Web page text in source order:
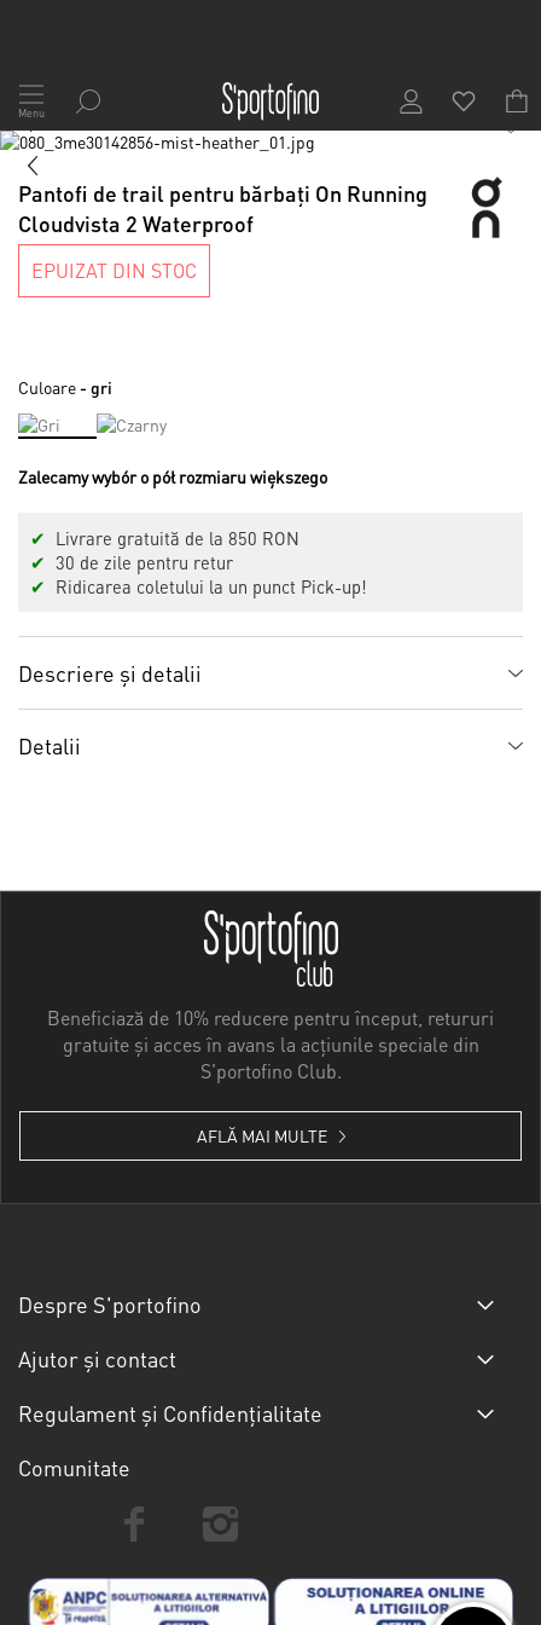
Mergeți
la
Conținut
Menu
Skip
the
end
images
gallery
1/7
Skip
the
beginning
images
Pantofi de trail pentru bărbați On Running
Cloudvista 2 Waterproof
EPUIZAT DIN STOC
Culoare - gri
Zalecamy wybór o pół rozmiaru większego
✔
Livrare gratuită de la 850 RON
✔ 30 de zile pentru retur
✔
Ridicarea coletului la un punct Pick-up!
Descriere și detalii
Detalii
Beneficiază de 10% reducere pentru început, retururi
gratuite și acces în avans la acțiunile speciale din
S'portofino Club.
AFLĂ MAI MULTE
Despre S'portofino
Ajutor și contact
Regulament și Confidențialitate
Comunitate